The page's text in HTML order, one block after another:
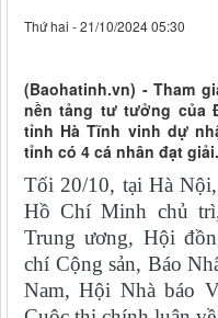
Thứ hai - 21/10/2024 05:30
(Baohatinh.vn) - Tham
nền tảng tư tưởng của
tỉnh Hà Tĩnh vinh dự
tỉnh có 4 cá nhân đạt giải.
Tối 20/10, tại Hà
Hồ Chí Minh chủ
Trung ương, Hội
chí Cộng sản, Báo
Nam, Hội Nhà báo